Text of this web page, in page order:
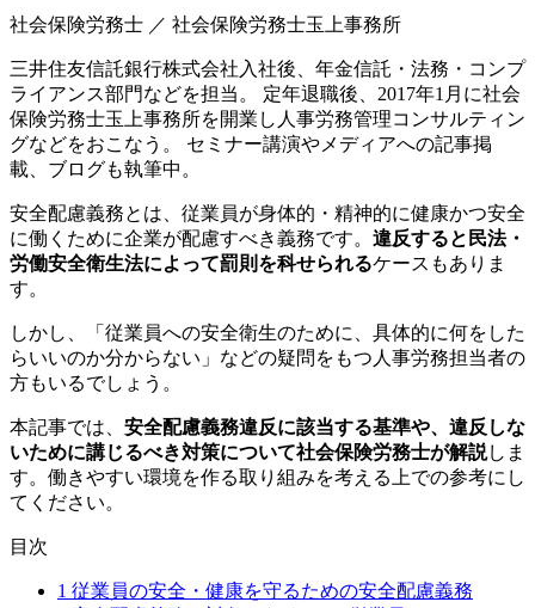
社会保険労務士 ／ 社会保険労務士玉上事務所
三井住友信託銀行株式会社入社後、年金信託・法務・コンプ
ライアンス部門などを担当。 定年退職後、2017年1月に社会
保険労務士玉上事務所を開業し人事労務管理コンサルティン
グなどをおこなう。 セミナー講演やメディアへの記事掲
載、ブログも執筆中。
安全配慮義務とは、従業員が身体的・精神的に健康かつ安全
に働くために企業が配慮すべき義務です。 違反すると民法・
労働安全衛生法によって罰則を科せられるケースもありま
す。
しかし、「従業員への安全衛生のために、具体的に何をした
らいいのか分からない」などの疑問をもつ人事労務担当者の
方もいるでしょう。
本記事では、 安全配慮義務違反に該当する基準や、違反しな
いために講じるべき対策について社会保険労務士が解説しま
す。働きやすい環境を作る取り組みを考える上での参考にし
てください。
目次
1 従業員の安全・健康を守るための安全配慮義務